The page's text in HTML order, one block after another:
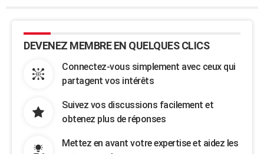
DEVENEZ MEMBRE EN QUELQUES CLICS
Connectez-vous simplement avec ceux qui
partagent vos intérêts
Suivez vos discussions facilement et
obtenez plus de réponses
Mettez en avant votre expertise et aidez les